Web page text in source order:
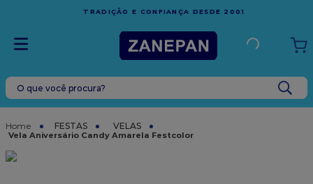
FRETE GRÁTIS
ESPÍRITO SANTO
O que você procura?
FESTAS VELAS
Vela Aniversário Candy Amarela Festcolor
TERMOS MAIS BUSCADOS
leite condensado